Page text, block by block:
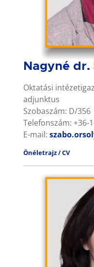
Nagyné dr.
Oktatási
adjunktus
Szobaszám: D/356
Telefonszám: +36-
E-mail:
Önéletrajz / CV